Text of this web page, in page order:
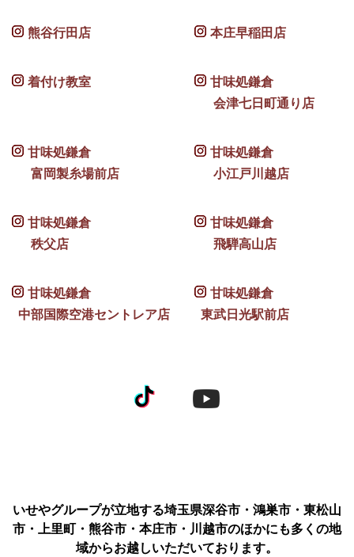
熊谷行田店 本庄早稲田店
着付け教室
甘味処鎌倉
会津七日町通り店
甘味処鎌倉
富岡製糸場前店
甘味処鎌倉
小江戸川越店
甘味処鎌倉
秩父店
甘味処鎌倉
飛騨高山店
甘味処鎌倉
中部国際空港セントレア店
甘味処鎌倉
東武日光駅前店
いせやグループが立地する埼玉県深谷市・鴻巣市・東松山
市・上里町・熊谷市・本庄市・川越市のほかにも多くの地
域からお越しいただいております。